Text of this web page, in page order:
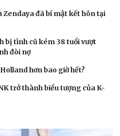
Thời trang
Zendaya đã bí mật kết hôn tại
bị tình cũ kém 38 tuổi vượt
đòi nợ
hơn bao giờ hết?
trở thành biểu tượng của K-